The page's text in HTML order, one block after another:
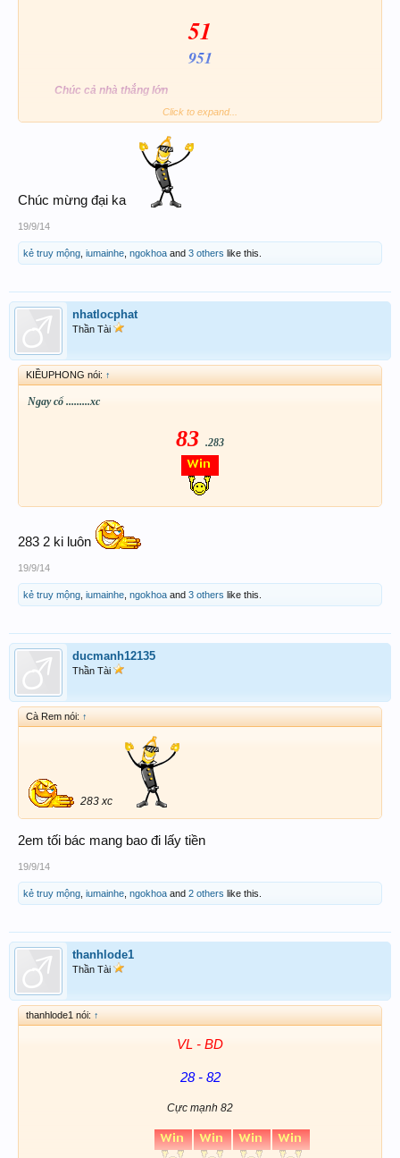
51
951
Chúc cả nhà thắng lớn
Click to expand...
Chúc mừng đại ka
19/9/14
kẻ truy mộng iumainhe ngokhoa and 3 others like this.
nhatlocphat
Thần Tài
KIỀUPHONG nói: ↑
Ngay cổ .........xc
83 .283
283 2 ki luôn
19/9/14
kẻ truy mộng iumainhe ngokhoa and 3 others like this.
ducmanh12135
Thần Tài
Cà Rem nói: ↑
283 xc
2em tối bác mang bao đi lấy tiền
19/9/14
kẻ truy mộng iumainhe ngokhoa and 2 others like this.
thanhlode1
Thần Tài
thanhlode1 nói: ↑
VL - BD
28 - 82
Cực mạnh 82